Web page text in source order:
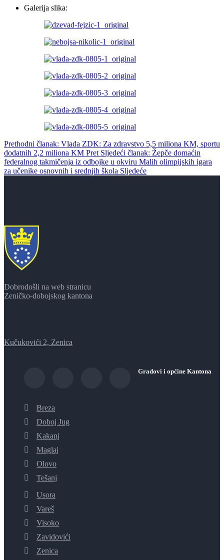
Galerija slika:
Prethodni članak: Vlada ZDK: Za zdravstvo 5,5 miliona KM, sportu
dodatnih 2,2 miliona KM Pret Sljedeći članak: Žepče domaćin
federalnog takmičenja iz odbojke u okviru Malih olimpijskih igara
za učenike osnovnih i srednjih škola Sljedeće
Dobrodošli na web stranicu
Zeničko-dobojskog kantona
Kučukovići 2, Zenica
Gradovi i općine Kantona
Breza
Doboj Jug
Kakanj
Maglaj
Olovo
Tešanj
Usora
Vareš
Visoko
Zavidovići
Zenica